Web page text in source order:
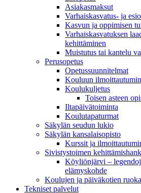
Asiakasmaksut
Varhaiskasvatus- ja
Kasvun ja oppimisen
Varhaiskasvatuksen
kehittäminen
Muistutus tai kantelu
Perusopetus
Opetussuunnitelmat
Kouluun
Koulukuljetus
Toisen asteen
Iltapäivätoiminta
Koulutapaturmat
Säkylän seudun lukio
Säkylän kansalaisopisto
Kurssit ja
Sivistystoimen
Köyliönjärvi –
elämyskohde
Koulujen ja päiväkotien
Tekniset palvelut